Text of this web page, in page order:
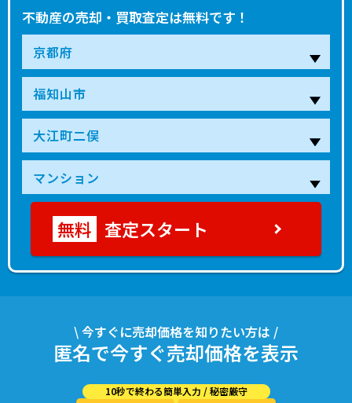
不動産の売却・買取査定は無料です！
査定スタート
\ 今すぐに売却価格を知りたい方は /
匿名で今すぐ売却価格を表示
10秒で終わる簡単入力 / 秘密厳守